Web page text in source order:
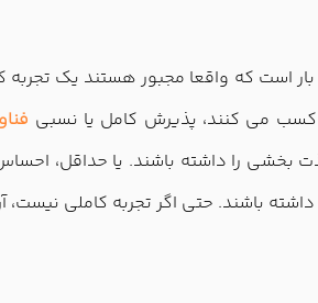
بار است که واقعا مجبور هستند یک
کسب می کنند، پذیرش کامل یا نسبی
بخشی را داشته باشند. یا حداقل،
باشند. حتی اگر تجربه کاملی